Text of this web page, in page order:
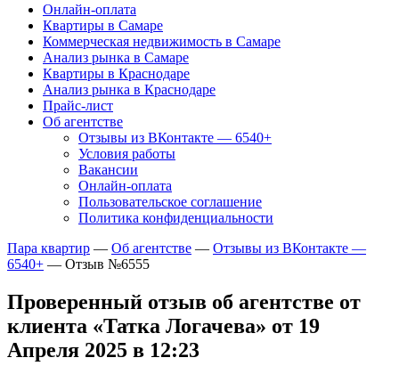
Онлайн-оплата
Квартиры в Самаре
Коммерческая недвижимость в Самаре
Анализ рынка в Самаре
Квартиры в Краснодаре
Анализ рынка в Краснодаре
Прайс-лист
Об агентстве
Отзывы из ВКонтакте — 6540+
Условия работы
Вакансии
Онлайн-оплата
Пользовательское соглашение
Политика конфиденциальности
Пара квартир — Об агентстве — Отзывы из ВКонтакте —
6540+ — Отзыв №6555
Проверенный отзыв об агентстве от
клиента «Татка Логачева» от 19
Апреля 2025 в 12:23